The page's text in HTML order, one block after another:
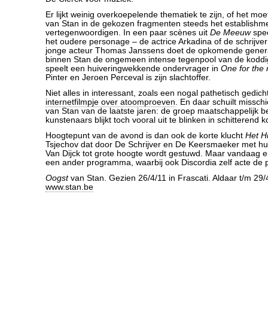
Er lijkt weinig overkoepelende thematiek te zijn, of het
van Stan in de gekozen fragmenten steeds het
vertegenwoordigen. In een paar scènes uit De Meeuw
het oudere personage – de actrice Arkadina of de
jonge acteur Thomas Janssens doet de opkomende
binnen Stan de ongemeen intense tegenpool van de
speelt een huiveringwekkende ondervrager in One for the
Pinter en Jeroen Perceval is zijn slachtoffer.
Niet alles in interessant, zoals een nogal pathetisch
internetfilmpje over atoomproeven. En daar schuilt
van Stan van de laatste jaren: de groep maatschappelijk
kunstenaars blijkt toch vooral uit te blinken in schitterend
Hoogtepunt van de avond is dan ook de korte klucht Het
Tsjechov dat door De Schrijver en De Keersmaeker met
Van Dijck tot grote hoogte wordt gestuwd. Maar vandaag
een ander programma, waarbij ook Discordia zelf acte de
Oogstvan Stan. Gezien 26/4/11 in Frascati. Aldaar t/m
www.stan.be